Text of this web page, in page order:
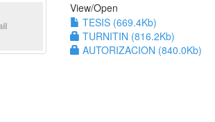
View/Open
TESIS (669.4Kb)
TURNITIN (816.2Kb)
AUTORIZACION (840.0Kb)